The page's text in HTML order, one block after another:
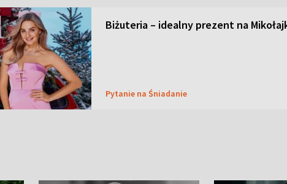
Biżuteria – idealny prezent na
Pytanie na Śniadanie